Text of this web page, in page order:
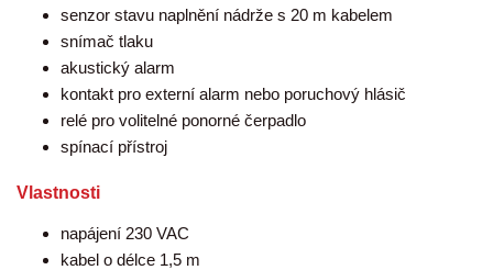
senzor stavu naplnění nádrže s 20 m kabelem
snímač tlaku
akustický alarm
kontakt pro externí alarm nebo poruchový hlásič
relé pro volitelné ponorné čerpadlo
spínací přístroj
Vlastnosti
napájení 230 VAC
kabel o délce 1,5 m